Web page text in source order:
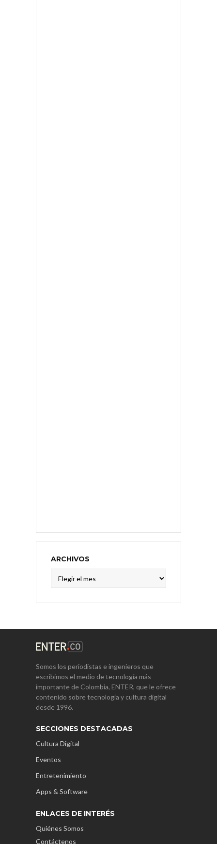
ARCHIVOS
Somos los periodistas e ingenieros que
escribimos el medio de tecnología más
importante de Colombia, ENTER, que le ofrece
contenido sobre tecnología y cultura digital
desde 1996.
SECCIONES DESTACADAS
Cultura Digital
Eventos
Entretenimiento
Apps & Software
ENLACES DE INTERÉS
Quiénes Somos
Contáctenos